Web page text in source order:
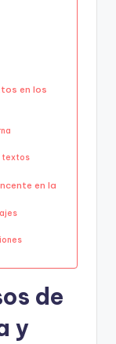
en los
textos
en la
de
y